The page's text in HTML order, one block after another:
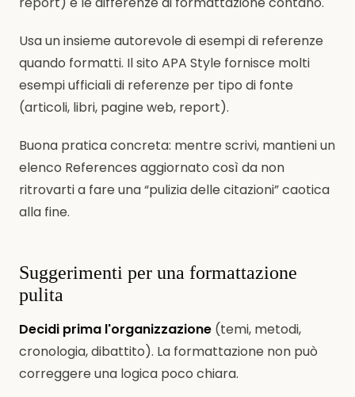
Usa un insieme autorevole di esempi di referenze
quando formatti. Il sito APA Style fornisce molti
esempi ufficiali di referenze per tipo di fonte
(articoli, libri, pagine web, report).
Buona pratica concreta: mentre scrivi, mantieni un
elenco References aggiornato così da non
ritrovarti a fare una “pulizia delle citazioni” caotica
alla fine.
Suggerimenti per una formattazione
pulita
Decidi prima l'organizzazione (temi, metodi,
cronologia, dibattito). La formattazione non può
correggere una logica poco chiara.